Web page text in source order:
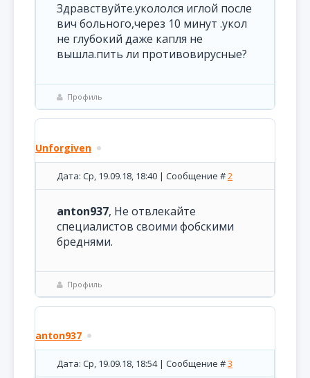
Здравствуйте.укололся иглой после
вич больного,через 10 минут .укол
не глубокий даже капля не
вышла.пить ли противовирусные?
Профиль
Unforgiven
Дата: Ср, 19.09.18, 18:40 | Сообщение #2
anton937, Не отвлекайте
специалистов своими фобскими
бреднями.
Профиль
anton937
Дата: Ср, 19.09.18, 18:54 | Сообщение #3